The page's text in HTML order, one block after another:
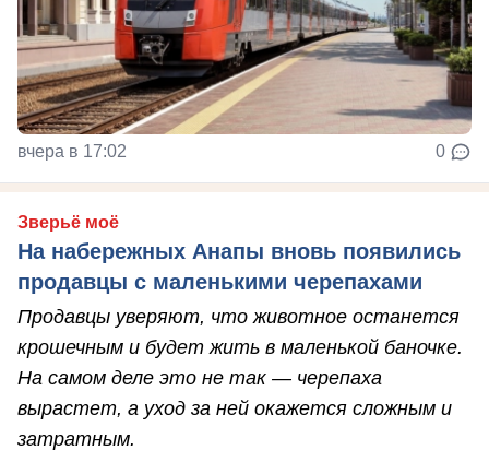
вчера в 17:02 0
Зверьё моё
На набережных Анапы вновь появились
продавцы с маленькими черепахами
Продавцы уверяют, что животное останется
крошечным и будет жить в маленькой баночке.
На самом деле это не так — черепаха
вырастет, а уход за ней окажется сложным и
затратным.